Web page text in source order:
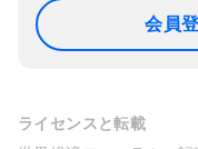
会員
ライセンスと転載